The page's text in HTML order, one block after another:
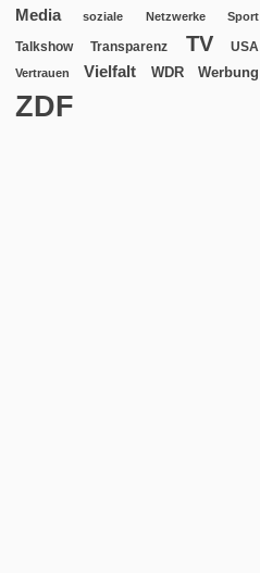
Media
soziale Netzwerke Sport
Talkshow Transparenz TV USA
Vertrauen Vielfalt WDR Werbung
ZDF